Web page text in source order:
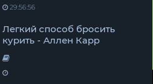
29:56:56
Легкий способ бросить
курить - Аллен Карр